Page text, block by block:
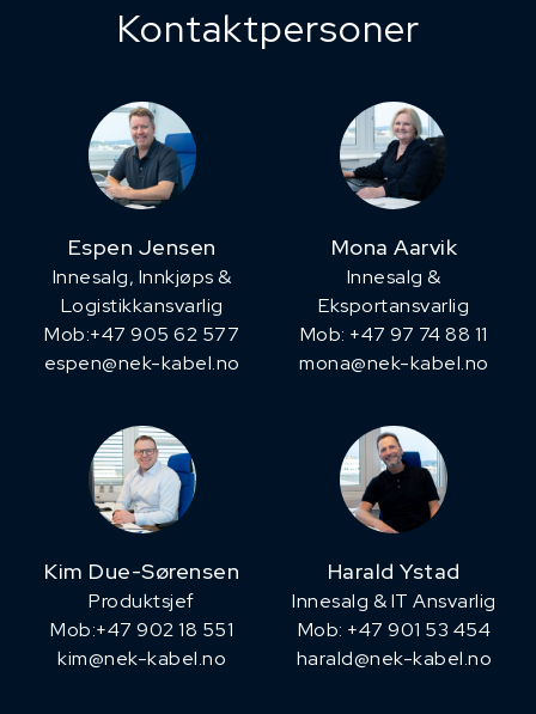
Kontaktpersoner
Espen Jensen
Innesalg, ​Innkjøps &
Logistikkansvarlig
Mob:+47 905 62 577
espen@nek-kabel.no
Mona Aarvik
Innesalg &
Eksportansvarlig
Mob: +47 97 74 88 11
mona@nek-kabel.no
Kim Due-Sørensen
Produktsjef
​Mob:+47 902 18 551
kim@nek-kabel.no
Harald Ystad
Innesalg & IT Ansvarlig
Mob: +47 901 53 454
harald@nek-kabel.no